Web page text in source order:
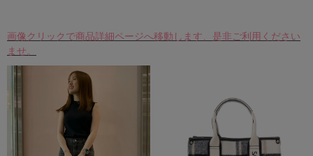
画像クリックで商品詳細ページへ移動します、是非ご利用ください
ませ。